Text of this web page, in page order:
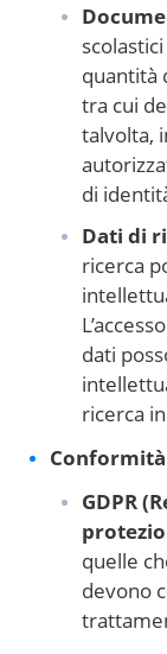
quantità
tra cui
talvolta,
di
Dati di
ricerca
dati
ricerca
GDPR
quelle
devono